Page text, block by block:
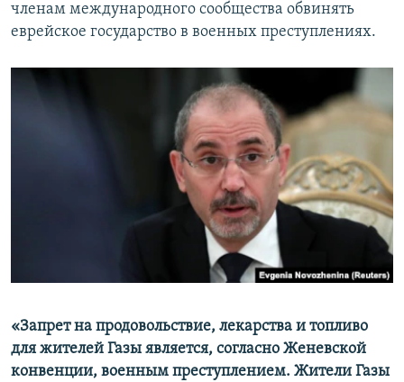
членам международного сообщества обвинять
еврейское государство в военных преступлениях.
«Запрет на продовольствие, лекарства и топливо
для жителей Газы является, согласно Женевской
конвенции, военным преступлением. Жители Газы